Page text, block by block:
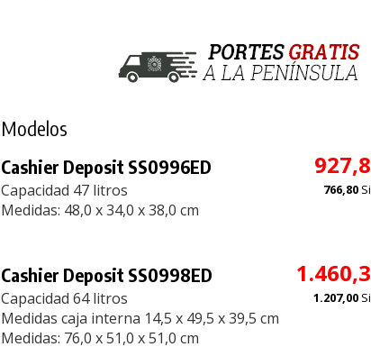
Modelos
Cashier Deposit SS0996ED
Capacidad 47 litros
Medidas: 48,0 x 34,0 x 38,0 cm
766,80
Cashier Deposit SS0998ED
Capacidad 64 litros
Medidas caja interna 14,5 x 49,5 x 39,5 cm
Medidas: 76,0 x 51,0 x 51,0 cm
1.207,00